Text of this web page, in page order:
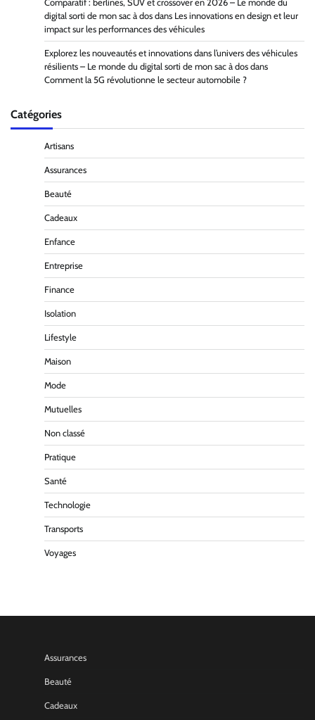
Comparatif : berlines, SUV et crossover en 2026 – Le monde du
digital sorti de mon sac à dos dans Les innovations en design et leur
impact sur les performances des véhicules
Explorez les nouveautés et innovations dans l’univers des véhicules
résilients – Le monde du digital sorti de mon sac à dos dans
Comment la 5G révolutionne le secteur automobile ?
Catégories
Artisans
Assurances
Beauté
Cadeaux
Enfance
Entreprise
Finance
Isolation
Lifestyle
Maison
Mode
Mutuelles
Non classé
Pratique
Santé
Technologie
Transports
Voyages
Assurances
Beauté
Cadeaux